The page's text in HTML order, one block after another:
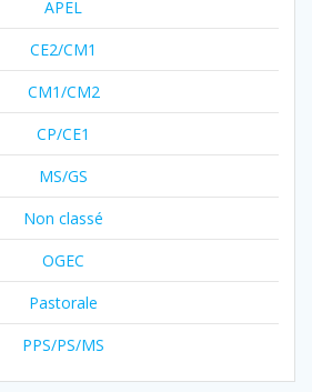
APEL
CE2/CM1
CM1/CM2
CP/CE1
MS/GS
Non classé
OGEC
Pastorale
PPS/PS/MS